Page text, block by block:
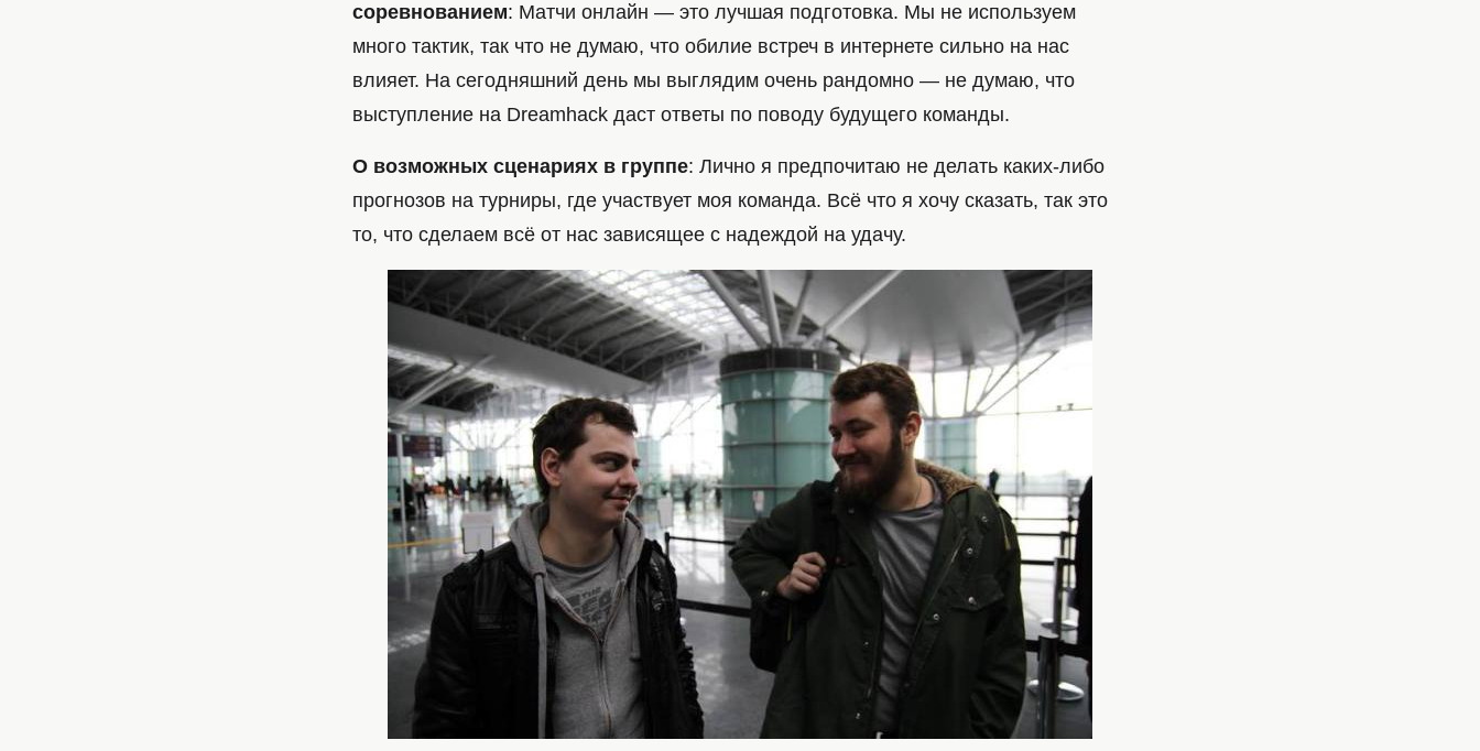
соревнованием: Матчи онлайн — это лучшая подготовка. Мы не используем
много тактик, так что не думаю, что обилие встреч в интернете сильно на нас
влияет. На сегодняшний день мы выглядим очень рандомно — не думаю, что
выступление на Dreamhack даст ответы по поводу будущего команды.
О возможных сценариях в группе: Лично я предпочитаю не делать каких-либо
прогнозов на турниры, где участвует моя команда. Всё что я хочу сказать, так это
то, что сделаем всё от нас зависящее с надеждой на удачу.